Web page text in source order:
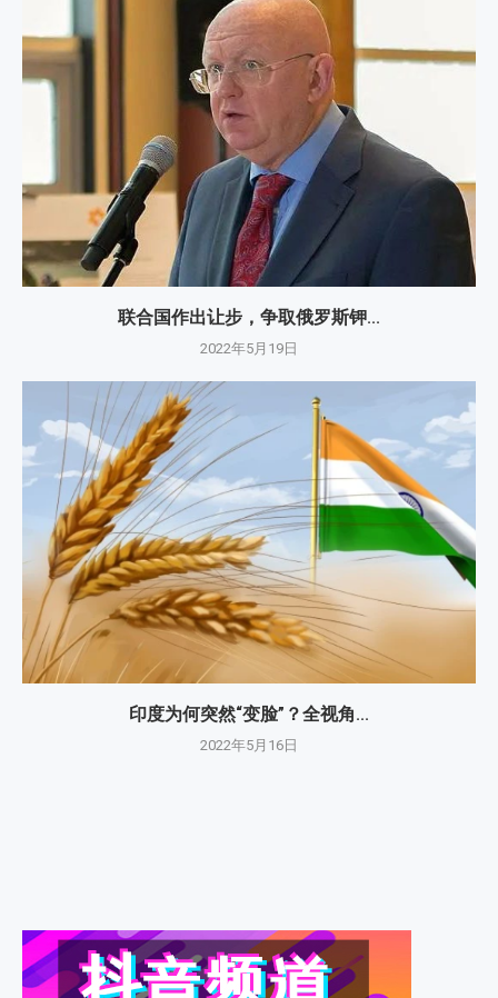
联合国作出让步，争取俄罗斯钾...
2022年5月19日
印度为何突然“变脸”？全视角...
2022年5月16日